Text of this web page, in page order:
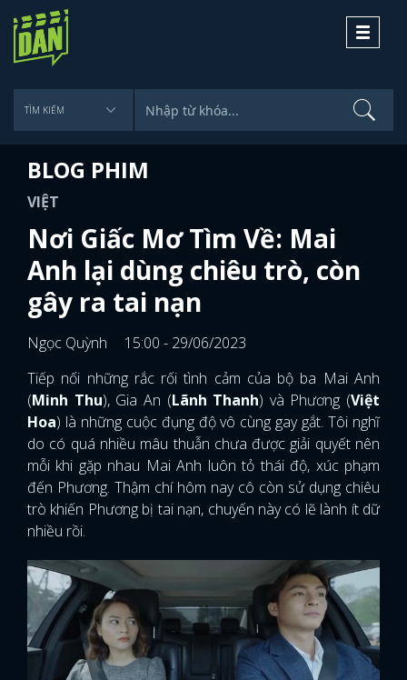
Toggle
BLOG PHIM
VIỆT
Nơi Giấc Mơ Tìm Về: Mai
Anh lại dùng chiêu trò, còn
gây ra tai nạn
Ngọc Quỳnh
15:00 - 29/06/2023
Tiếp nối những rắc rối tình cảm của bộ ba Mai Anh
(Minh Thu), Gia An (Lãnh Thanh) và Phương (Việt
Hoa) là những cuộc đụng độ vô cùng gay gắt. Tôi nghĩ
do có quá nhiều mâu thuẫn chưa được giải quyết nên
mỗi khi gặp nhau Mai Anh luôn tỏ thái độ, xúc phạm
đến Phương. Thậm chí hôm nay cô còn sử dụng chiêu
trò khiến Phương bị tai nạn, chuyến này có lẽ lành ít dữ
nhiều rồi.